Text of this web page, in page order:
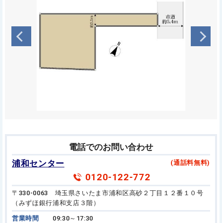
電話でのお問い合わせ
浦和センター
(通話料無料)
0120-122-772
〒330-0063 埼玉県さいたま市浦和区高砂２丁目１２番１０号
（みずほ銀行浦和支店３階）
営業時間 09:30～17:30